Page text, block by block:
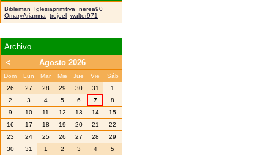
Bibleman Iglesiaprimitiva nerea90
OmaryAriamna trejoel walter971
Archivo
<
Agosto 2026
Dom Lun Mar Mie Jue Vie
Sáb
26
27 28 29 30 31
1
2
3 4 5 6 7
8
9
10 11 12 13 14
15
16
17 18 19 20 21
22
23
24 25 26 27 28
29
30
31 1 2 3 4 5